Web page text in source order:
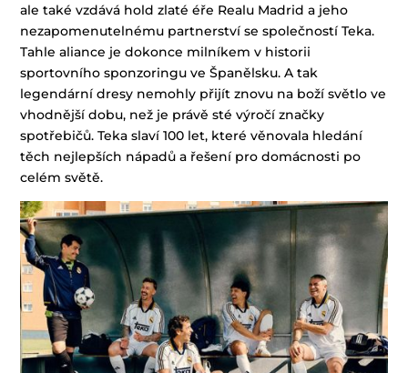
ale také vzdává hold zlaté éře Realu Madrid a jeho
nezapomenutelnému partnerství se společností Teka.
Tahle aliance je dokonce milníkem v historii
sportovního sponzoringu ve Španělsku. A tak
legendární dresy nemohly přijít znovu na boží světlo ve
vhodnější dobu, než je právě sté výročí značky
spotřebičů. Teka slaví 100 let, které věnovala hledání
těch nejlepších nápadů a řešení pro domácnosti po
celém světě.